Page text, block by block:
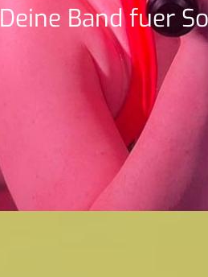
Deine Band fuer